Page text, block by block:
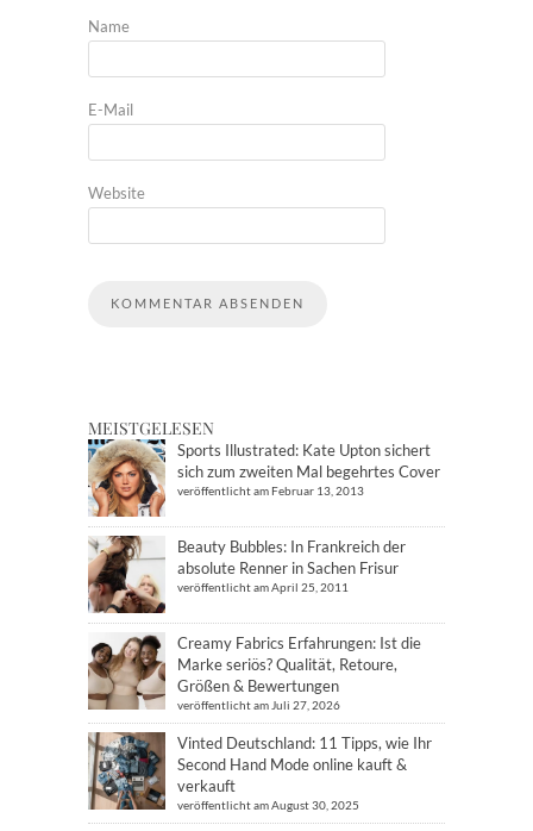
Name
E-Mail
Website
MEISTGELESEN
Sports Illustrated: Kate Upton sichert
sich zum zweiten Mal begehrtes Cover
veröffentlicht am Februar 13, 2013
Beauty Bubbles: In Frankreich der
absolute Renner in Sachen Frisur
veröffentlicht am April 25, 2011
Creamy Fabrics Erfahrungen: Ist die
Marke seriös? Qualität, Retoure,
Größen & Bewertungen
veröffentlicht am Juli 27, 2026
Vinted Deutschland: 11 Tipps, wie Ihr
Second Hand Mode online kauft &
verkauft
veröffentlicht am August 30, 2025